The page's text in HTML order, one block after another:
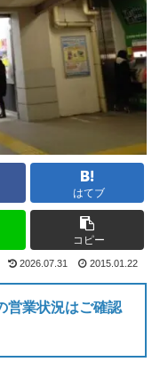
はてブ
コピー
2026.07.31 2015.01.22
営業状況はご確認